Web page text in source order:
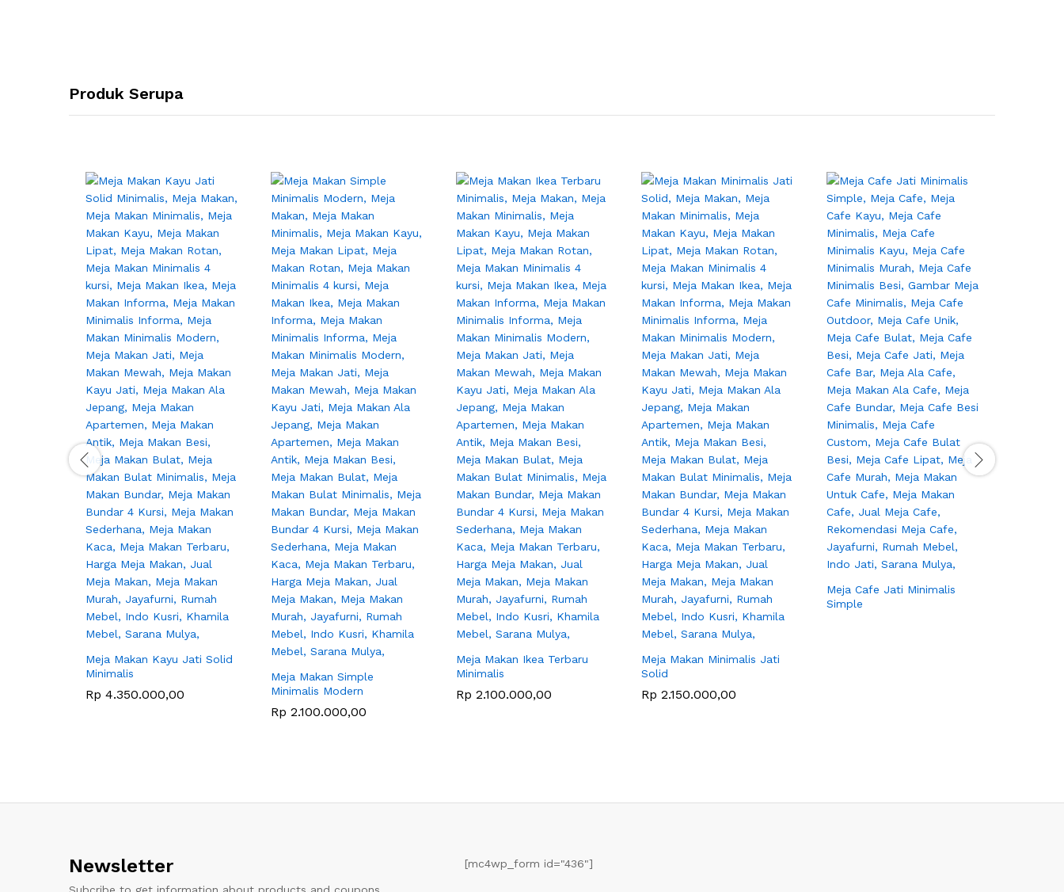
Produk Serupa
Meja Makan Kayu Jati Solid
Minimalis
Rp 4.350.000,00
Meja Makan Simple
Minimalis Modern
Rp 2.100.000,00
Meja Makan Ikea Terbaru
Minimalis
Rp 2.100.000,00
Meja Makan Minimalis Jati
Solid
Rp 2.150.000,00
Meja Cafe Jati Minimalis
Simple
Newsletter [mc4wp_form id="436"]